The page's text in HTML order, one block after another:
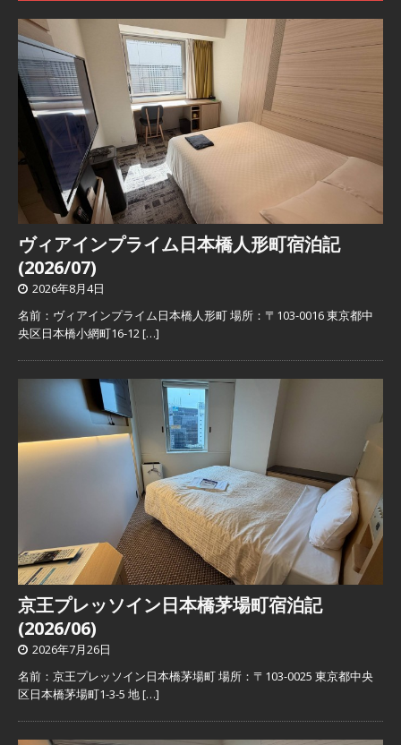
ヴィアインプライム日本橋人形町宿泊記
(2026/07)
2026年8月4日
名前：ヴィアインプライム日本橋人形町 場所：〒103-0016 東京都中
央区日本橋小網町16-12[…]
京王プレッソイン日本橋茅場町宿泊記
(2026/06)
2026年7月26日
名前：京王プレッソイン日本橋茅場町 場所：〒103-0025 東京都中央
区日本橋茅場町1-3-5 地[…]